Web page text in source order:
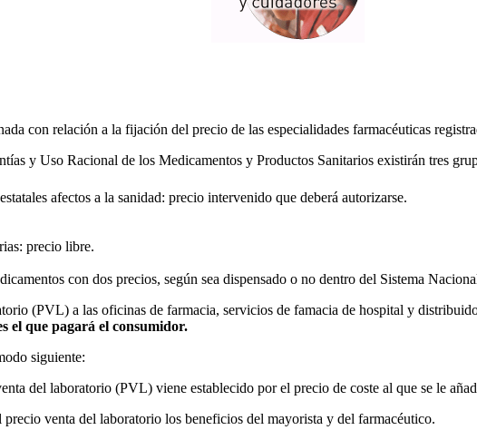
con relación a la fijación del precio de las especialidades farmacéuticas
y Uso Racional de los Medicamentos y Productos Sanitarios existirán tres
afectos a la sanidad: precio intervenido que deberá autorizarse.
precio libre.
con dos precios, según sea dispensado o no dentro del Sistema
(PVL) a las oficinas de farmacia, servicios de famacia de hospital y
el que pagará el consumidor.
siguiente:
del laboratorio (PVL) viene establecido por el precio de coste al que se le
venta del laboratorio los beneficios del mayorista y del farmacéutico.